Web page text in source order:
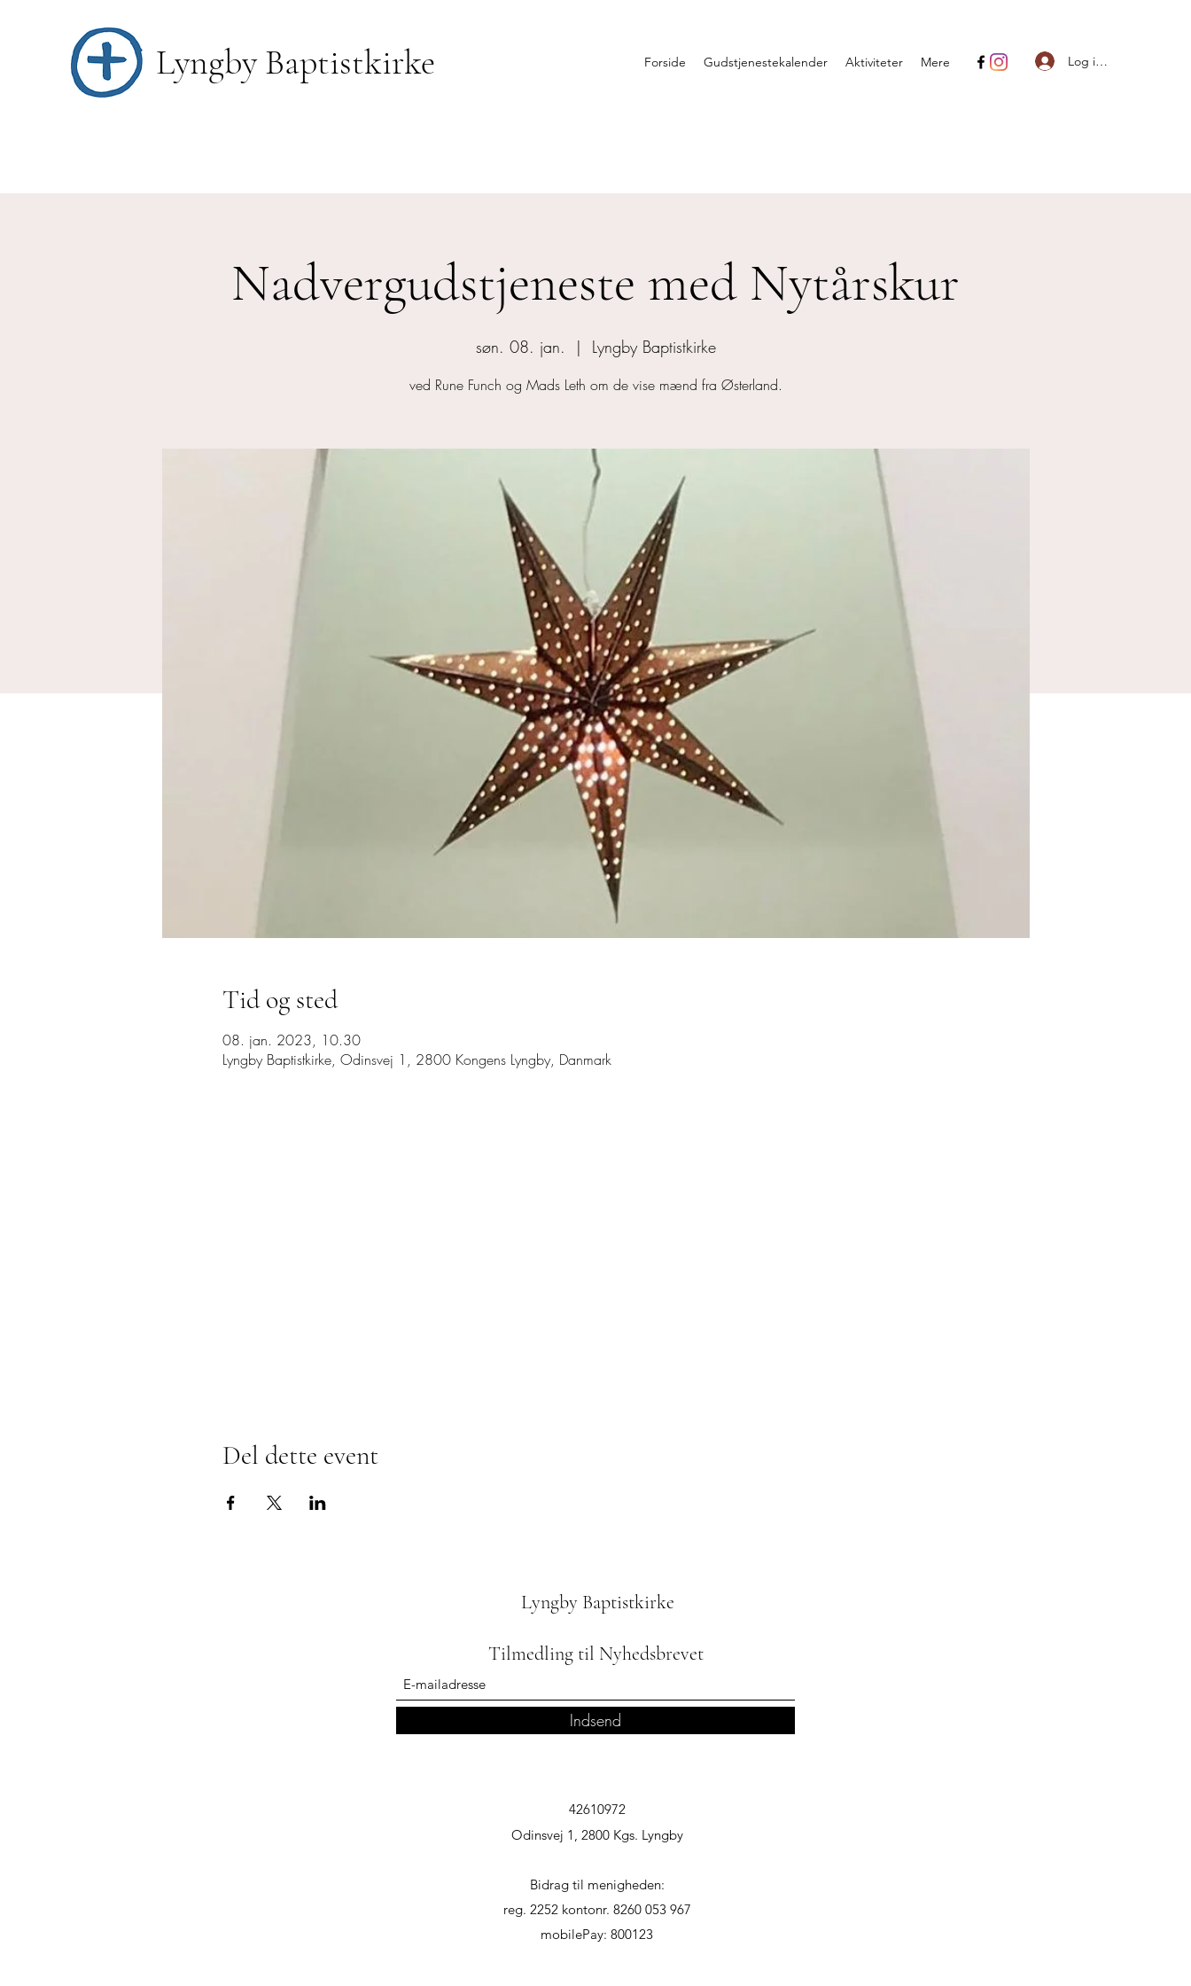
Lyngby Baptistkirke Forside Gudstjenestekalender Aktiviteter Mere Log ind
Nadvergudstjeneste med Nytårskur
søn. 08. jan.
  |
Lyngby Baptistkirke
ved Rune Funch og Mads Leth om de vise mænd fra Østerland.
Tid og sted
08. jan. 2023, 10.30
Lyngby Baptistkirke, Odinsvej 1, 2800 Kongens Lyngby, Danmark
Del dette event
Lyngby Baptistkirke
Tilmedling til Nyhedsbrevet
Indsend
42610972
Odinsvej 1, 2800 Kgs. Lyngby
Bidrag til menigheden:
reg. 2252 kontonr. 8260 053 967
mobilePay: 800123